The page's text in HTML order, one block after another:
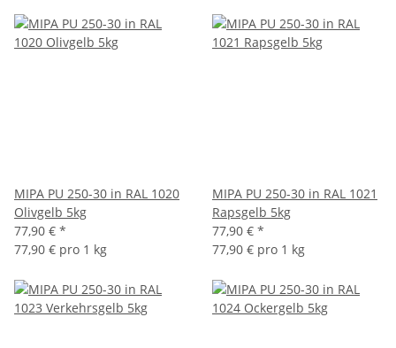
MIPA PU 250-30 in RAL 1020
Olivgelb 5kg
77,90 € *
77,90 € pro 1 kg
MIPA PU 250-30 in RAL 1021
Rapsgelb 5kg
77,90 € *
77,90 € pro 1 kg